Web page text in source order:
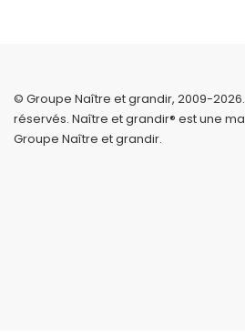
© Groupe Naître et grandir, 2009-2026.
réservés. Naître et grandir® est une
Groupe Naître et grandir.